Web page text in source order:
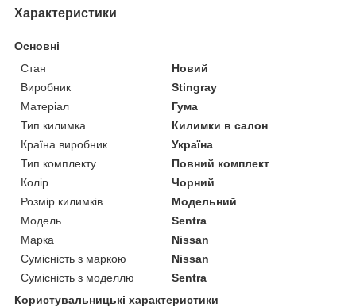
Характеристики
Основні
Стан
Новий
Виробник
Stingray
Матеріал
Гума
Тип килимка
Килимки в салон
Країна виробник
Україна
Тип комплекту
Повний комплект
Колір
Чорний
Розмір килимків
Модельний
Модель
Sentra
Марка
Nissan
Сумісність з маркою
Nissan
Сумісність з моделлю
Sentra
Користувальницькі характеристики